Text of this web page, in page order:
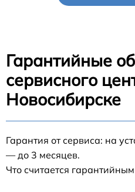
Гарантийные
сервисного
Новосибирске
Гарантия от сервиса: на
— до 3 месяцев.
Что считается